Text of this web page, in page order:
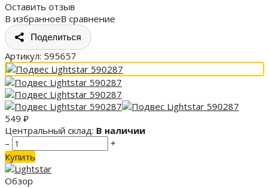
Оставить отзыв
В избранноеВ сравнение
Поделиться
Артикул: 595657
549 ₽
Центральный склад: В наличии
–
+
Купить
Обзор